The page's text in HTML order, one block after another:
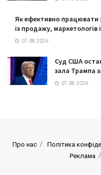
Як ефективно працювати
із продажу, маркетологів
07.08.2026
Суд США
зала Трампа
07.08.2026
Про нас Політика
Реклама